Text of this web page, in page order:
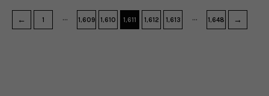
← 1 … 1,609 1,610 1,611 1,612 1,613 … 1,648 →